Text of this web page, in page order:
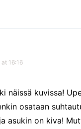
at 16:16
näissä kuvissa!
osataan
asukin on kiva!